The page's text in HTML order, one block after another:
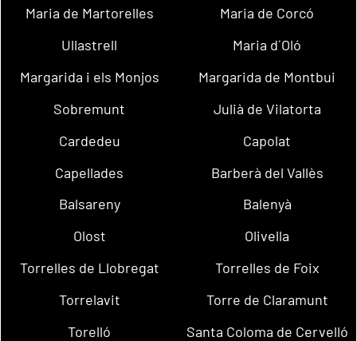
Maria de Martorelles
Maria de Corcó
Ullastrell
Maria d´Oló
Margarida i els Monjos
Margarida de Montbui
Sobremunt
Julià de Vilatorta
Cardedeu
Capolat
Capellades
Barberà del Vallès
Balsareny
Balenyà
Olost
Olivella
Torrelles de Llobregat
Torrelles de Foix
Torrelavit
Torre de Claramunt
Torelló
Santa Coloma de Cervelló